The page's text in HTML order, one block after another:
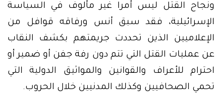
ونجاح القتل ليس أمرا غير مألوف في السياسة
الإسرائيلية، فقد سبق أنس ورفاقه قوافل من
الإعلاميين الذين تحددت جريمتهم بكشف النقاب
عن عمليات القتل التي تتم دون رفة جفن أو ضمير أو
احترام للأعراف والقوانين والمواثيق الدولية التي
تحمي الصحافيين وكذلك المدنيين خلال الحروب.